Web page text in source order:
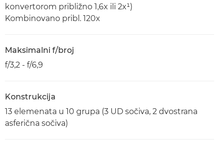
konvertorom približno 1,6x ili 2x¹)
Kombinovano pribl. 120x
Maksimalni f/broj
f/3,2 - f/6,9
Konstrukcija
13 elemenata u 10 grupa (3 UD sočiva, 2 dvostrana
asferična sočiva)